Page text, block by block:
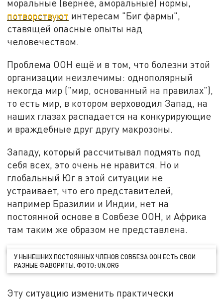
моральные (вернее, аморальные) нормы,
потворствуют интересам "Биг фармы",
ставящей опасные опыты над
человечеством.
Проблема ООН ещё и в том, что болезни этой
организации неизлечимы: однополярный
некогда мир ("мир, основанный на правилах"),
то есть мир, в котором верховодил Запад, на
наших глазах распадается на конкурирующие
и враждебные друг другу макрозоны.
Западу, который рассчитывал подмять под
себя всех, это очень не нравится. Но и
глобальный Юг в этой ситуации не
устраивает, что его представителей,
например Бразилии и Индии, нет на
постоянной основе в Совбезе ООН, и Африка
там таким же образом не представлена.
У НЫНЕШНИХ ПОСТОЯННЫХ ЧЛЕНОВ СОВБЕЗА ООН ЕСТЬ СВОИ
РАЗНЫЕ ФАВОРИТЫ. ФОТО: UN.ORG
Эту ситуацию изменить практически